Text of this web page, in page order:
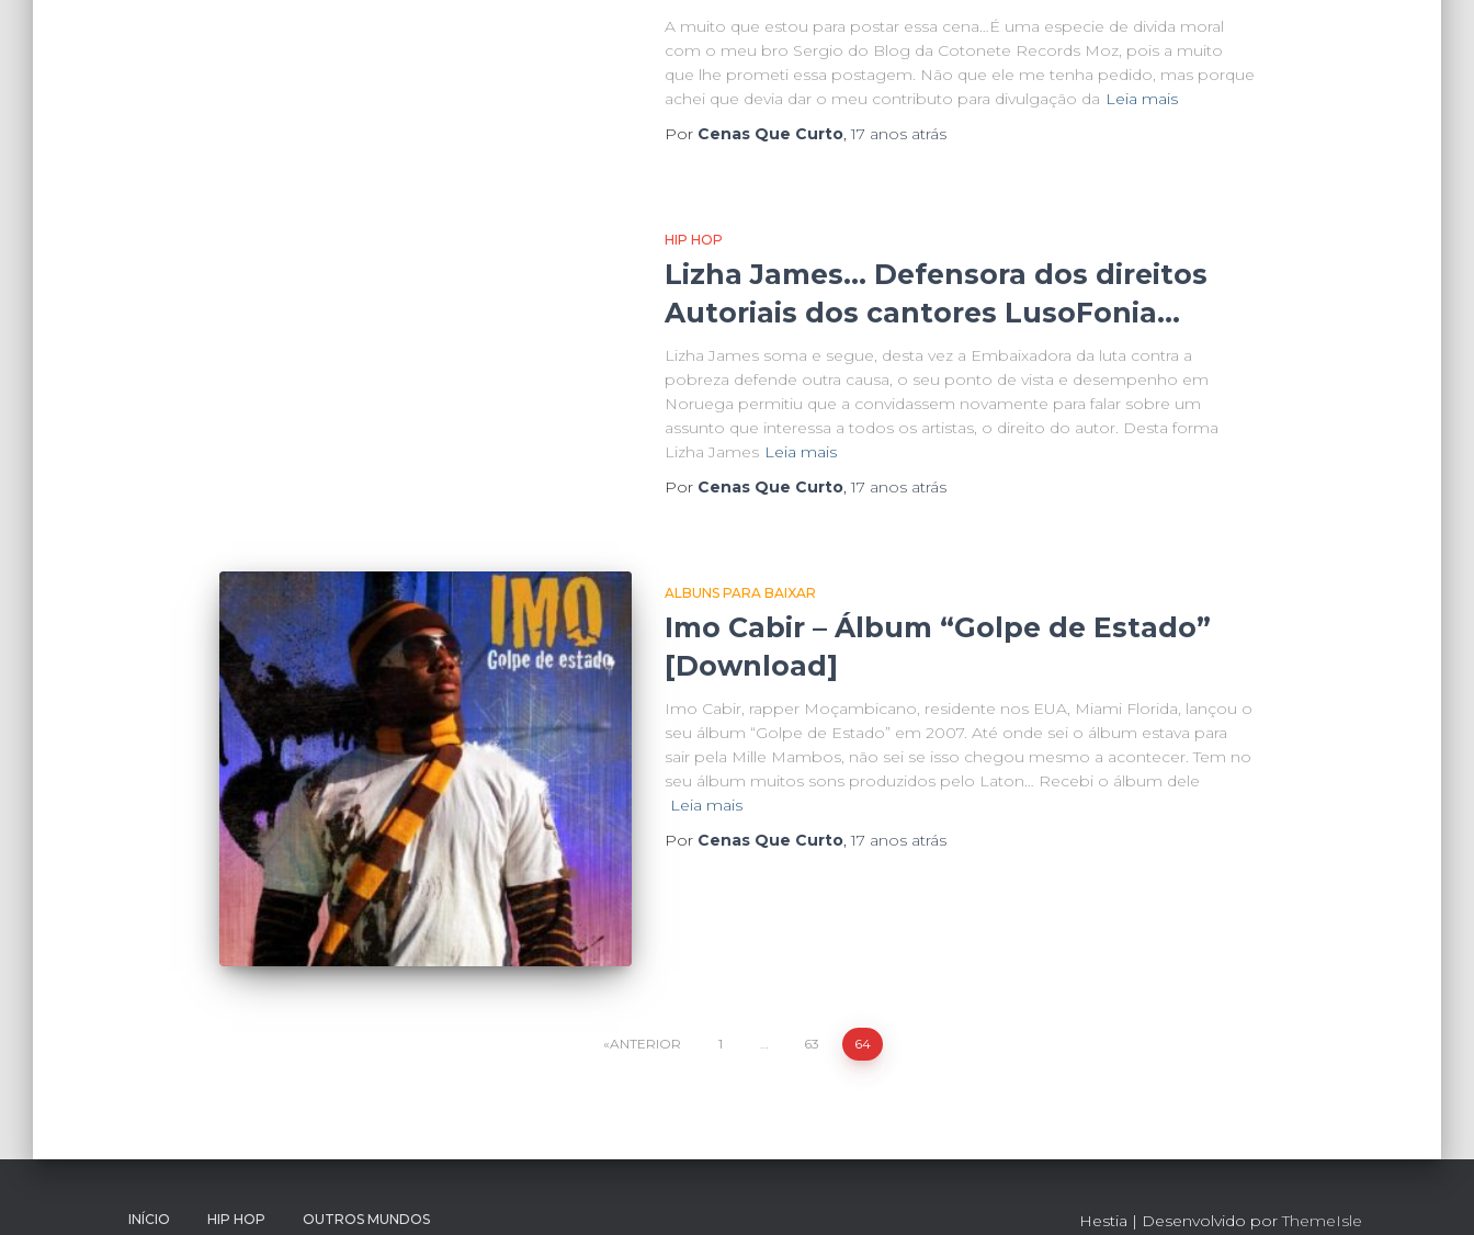
A muito que estou para postar essa cena…É uma especie de divida moral
com o meu bro Sergio do Blog da Cotonete Records Moz, pois a muito
que lhe prometi essa postagem. Não que ele me tenha pedido, mas porque
achei que devia dar o meu contributo para divulgação da Leia mais
Por Cenas Que Curto,17 anosatrás
HIP HOP
Lizha James… Defensora dos direitos
Autoriais dos cantores LusoFonia…
Lizha James soma e segue, desta vez a Embaixadora da luta contra a
pobreza defende outra causa, o seu ponto de vista e desempenho em
Noruega permitiu que a convidassem novamente para falar sobre um
assunto que interessa a todos os artistas, o direito do autor. Desta forma
Lizha James Leia mais
Por Cenas Que Curto,17 anosatrás
ALBUNS PARA BAIXAR
Imo Cabir – Álbum “Golpe de Estado”
[Download]
Imo Cabir, rapper Moçambicano, residente nos EUA, Miami Florida, lançou o
seu álbum “Golpe de Estado” em 2007. Até onde sei o álbum estava para
sair pela Mille Mambos, não sei se isso chegou mesmo a acontecer. Tem no
seu álbum muitos sons produzidos pelo Laton… Recebi o álbum dele
Leia mais
Por Cenas Que Curto,17 anosatrás
ANTERIOR 1 63 64
INÍCIO HIP HOP OUTROS MUNDOS Hestia | Desenvolvido porThemeIsle